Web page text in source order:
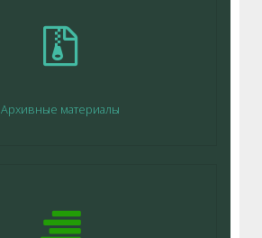
Архивные материалы